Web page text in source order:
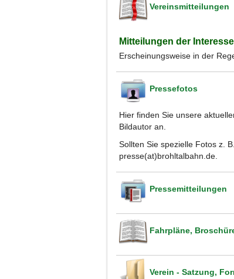
Vereinsmitteilungen
Mitteilungen der
Erscheinungsweise in der
Pressefotos
Hier finden Sie unsere
Bildautor an.
Sollten Sie spezielle Fotos z.
presse(at)brohltalbahn.de.
Pressemitteilungen
Fahrpläne,
Verein - Satzung,